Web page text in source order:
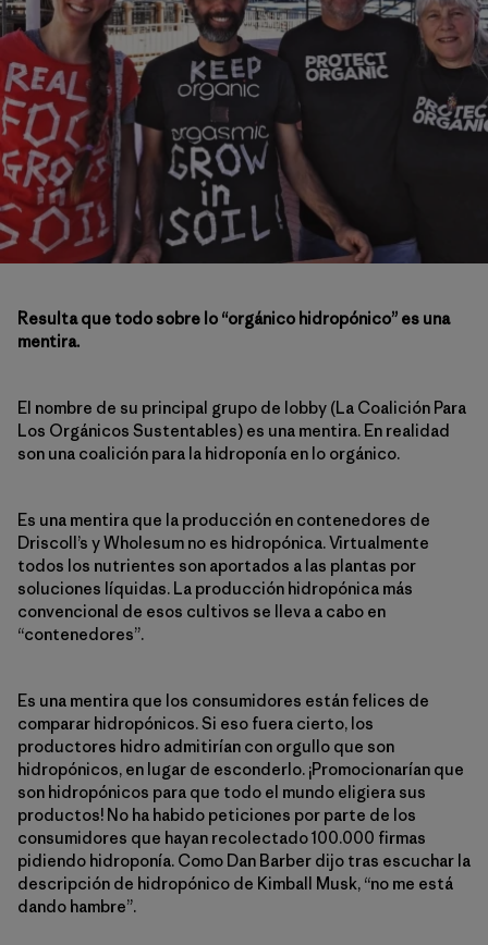
Resulta que todo sobre lo “orgánico hidropónico” es una
mentira.
El nombre de su principal grupo de lobby (La Coalición Para
Los Orgánicos Sustentables) es una mentira. En realidad
son una coalición para la hidroponía en lo orgánico.
Es una mentira que la producción en contenedores de
Driscoll’s y Wholesum no es hidropónica. Virtualmente
todos los nutrientes son aportados a las plantas por
soluciones líquidas. La producción hidropónica más
convencional de esos cultivos se lleva a cabo en
“contenedores”.
Es una mentira que los consumidores están felices de
comparar hidropónicos. Si eso fuera cierto, los
productores hidro admitirían con orgullo que son
hidropónicos, en lugar de esconderlo. ¡Promocionarían que
son hidropónicos para que todo el mundo eligiera sus
productos! No ha habido peticiones por parte de los
consumidores que hayan recolectado 100.000 firmas
pidiendo hidroponía. Como Dan Barber dijo tras escuchar la
descripción de hidropónico de Kimball Musk, “no me está
dando hambre”.